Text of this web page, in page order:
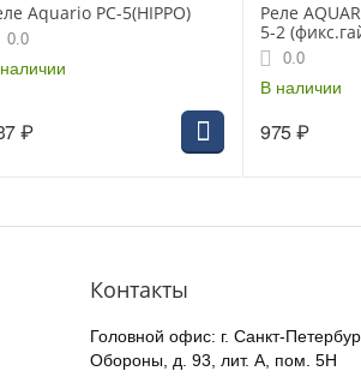
Aquario PC-5(HIPPO)
0.0
₽
Реле
5-2
0.0
В наличии
975₽
Контакты
Головной офис: г. Санкт-
Обороны, д. 93, лит. А, пом. 5Н